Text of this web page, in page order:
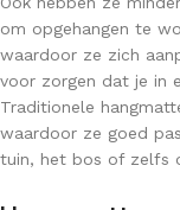
om opgehangen te
waardoor ze zich
voor zorgen dat je in
Traditionele
waardoor ze goed
tuin, het bos of zelfs